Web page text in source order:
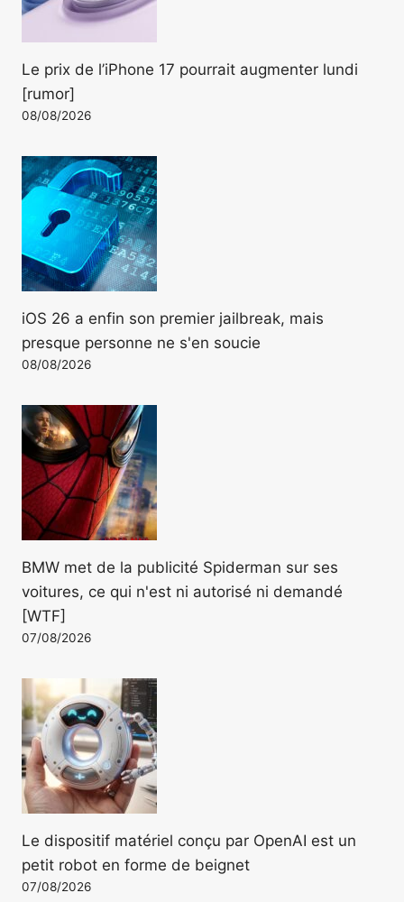
Le prix de l’iPhone 17 pourrait augmenter lundi
[rumor]
08/08/2026
iOS 26 a enfin son premier jailbreak, mais
presque personne ne s'en soucie
08/08/2026
BMW met de la publicité Spiderman sur ses
voitures, ce qui n'est ni autorisé ni demandé
[WTF]
07/08/2026
Le dispositif matériel conçu par OpenAI est un
petit robot en forme de beignet
07/08/2026